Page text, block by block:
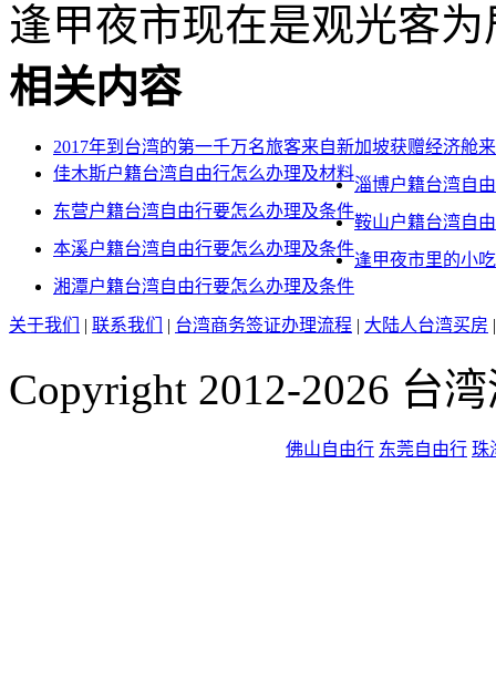
逢甲夜市现在是观光客
相关内容
2017年到台湾的第一千万名旅客来自新加坡获赠经济舱
佳木斯户籍台湾自由行怎么办理及材料
淄博户籍台湾自
东营户籍台湾自由行要怎么办理及条件
鞍山户籍台湾自
本溪户籍台湾自由行要怎么办理及条件
逢甲夜市里的小
湘潭户籍台湾自由行要怎么办理及条件
关于我们 | 联系我们 | 台湾商务签证办理流程 | 大陆人台湾买房
Copyright 2012-2026 台
佛山自由行 东莞自由行 珠